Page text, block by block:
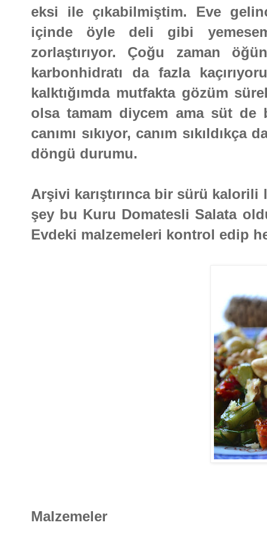
eksi ile çıkabilmiştim. Eve
içinde öyle deli gibi
zorlaştırıyor. Çoğu zaman
karbonhidratı da fazla
kalktığımda mutfakta gözüm
olsa tamam diycem ama süt
canımı sıkıyor, canım sıkıldıkça
döngü durumu.
Arşivi karıştırınca bir sürü
şey bu Kuru Domatesli Salata
Evdeki malzemeleri kontrol edip
Malzemeler